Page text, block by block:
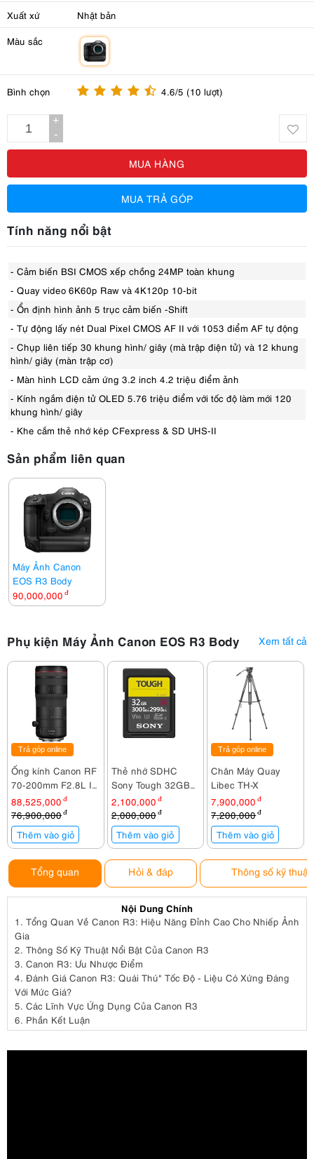
Xuất xứ Nhật bản
Màu sắc
Bình chọn 4.6/5 (10 lượt)
+
-
MUA HÀNG
MUA TRẢ GÓP
Tính năng nổi bật
- Cảm biến BSI CMOS xếp chồng 24MP toàn khung
- Quay video 6K60p Raw và 4K120p 10-bit
- Ổn định hình ảnh 5 trục cảm biến -Shift
- Tự động lấy nét Dual Pixel CMOS AF II với 1053 điểm AF tự động
- Chụp liên tiếp 30 khung hình/ giây (mà trập điện tử) và 12 khung
hình/ giây (màn trập cơ)
- Màn hình LCD cảm ứng 3.2 inch 4.2 triệu điểm ảnh
- Kính ngắm điện tử OLED 5.76 triệu điểm với tốc độ làm mới 120
khung hình/ giây
- Khe cắm thẻ nhớ kép CFexpress & SD UHS-II
Sản phẩm liên quan
Máy Ảnh Canon
EOS R3 Body
90,000,000 đ
Phụ kiện Máy Ảnh Canon EOS R3 Body Xem tất cả
Trả góp online
Ống kính Canon RF
70-200mm F2.8L IS
USM Z Đen
88,525,000 đ
76,900,000đ
Thêm vào giỏ
Thẻ nhớ SDHC
Sony Tough 32GB
300Mb/299 Mb/s
(SF-G32T/T1)
2,100,000 đ
2,000,000 đ
Thêm vào giỏ
Trả góp online
Chân Máy Quay
Libec TH-X
7,900,000 đ
7,200,000đ
Thêm vào giỏ
Tổng quan Hỏi & đáp Thông số kỹ thuật
Nội Dung Chính
1. Tổng Quan Về Canon R3: Hiệu Năng Đỉnh Cao Cho Nhiếp Ảnh
Gia
2. Thông Số Kỹ Thuật Nổi Bật Của Canon R3
3. Canon R3: Ưu Nhược Điểm
4. Đánh Giá Canon R3: Quái Thú" Tốc Độ - Liệu Có Xứng Đáng
Với Mức Giá?
5. Các Lĩnh Vực Ứng Dụng Của Canon R3
6. Phần Kết Luận